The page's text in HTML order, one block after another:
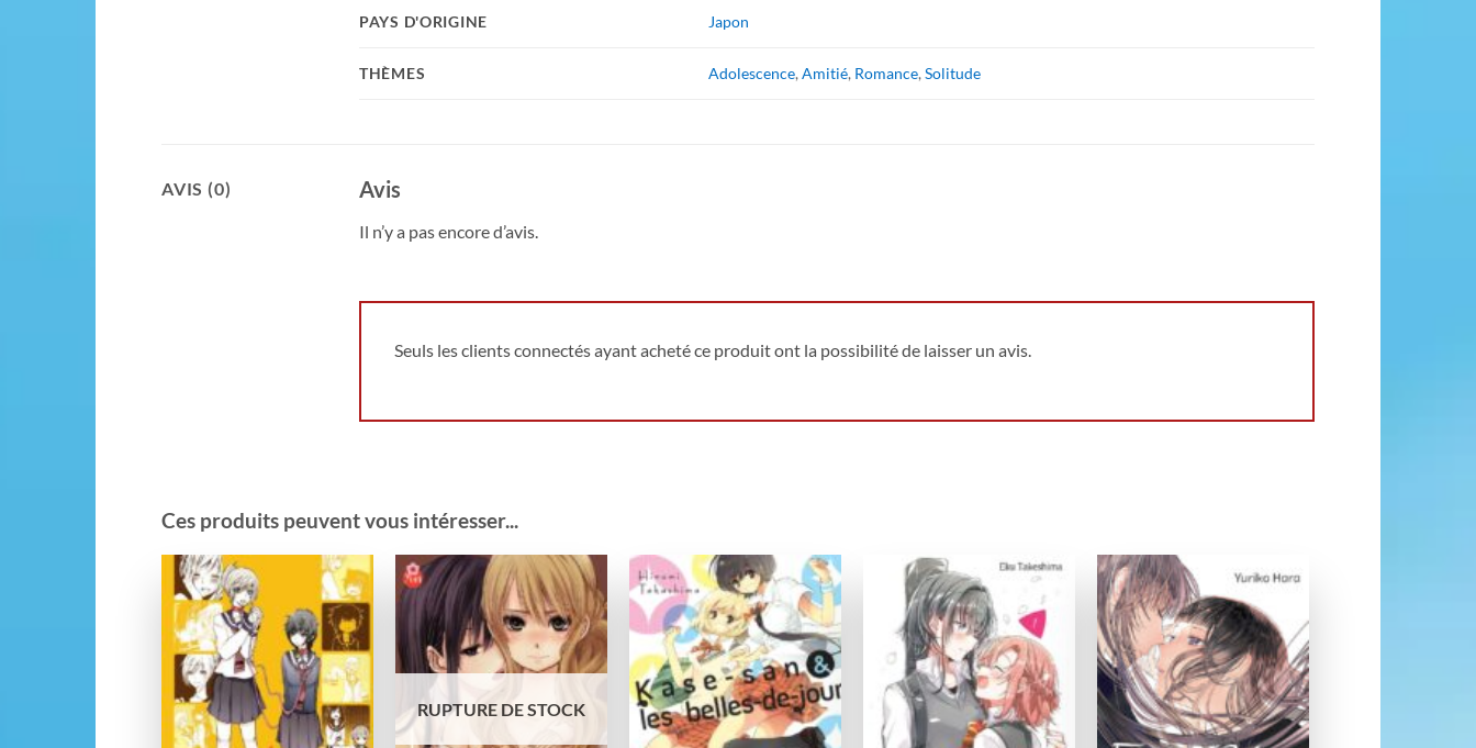
PAYS D'ORIGINE Japon
THÈMES Adolescence,Amitié, Romance,Solitude
AVIS (0) Avis
Il n’y a pas encore d’avis.
Seuls les clients connectés ayant acheté ce produit ont la possibilité de laisser un avis.
Ces produits peuvent vous intéresser...
Ajouter
à la
wishlist
Ajouter
à la
wishlist
RUPTURE DE STOCK
Ajouter
à la
wishlist
Ajouter
à la
wishlist
Ajouter
à la
wishlist